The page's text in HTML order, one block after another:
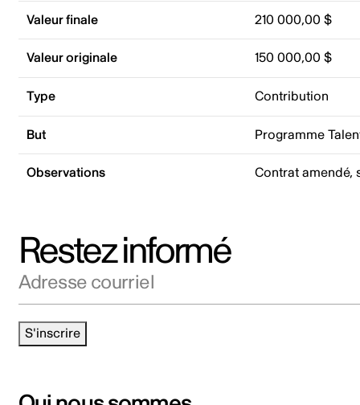
Valeur finale 210 000,00 $
Valeur originale 150 000,00 $
Type Contribution
But Programme
Observations Contrat amendé,
Restez informé
S'inscrire